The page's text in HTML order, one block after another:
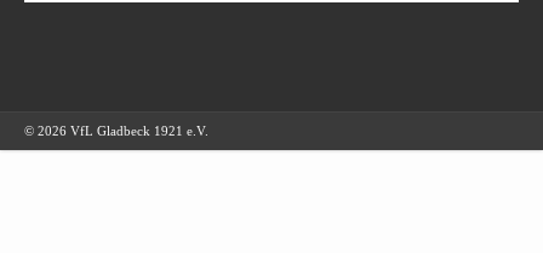
© 2026 VfL Gladbeck 1921 e.V.